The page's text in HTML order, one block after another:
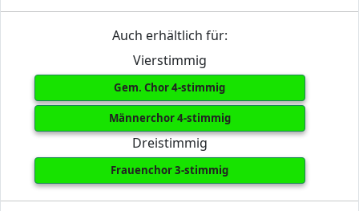
Auch erhältlich für:
Vierstimmig
Gem. Chor 4-stimmig
Männerchor 4-stimmig
Dreistimmig
Frauenchor 3-stimmig